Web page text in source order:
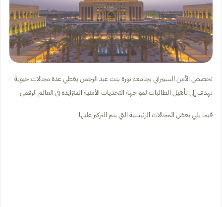
تخصص الأمن السيبراني بجامعة نورة بنت عبد الرحمن يغطي عدة مجالات حيوية
تهدف إلى تأهيل الطالبات لمواجهة التحديات الأمنية المتزايدة في العالم الرقمي.
فيما يلي بعض المجالات الرئيسية التي يتم التركيز عليها: